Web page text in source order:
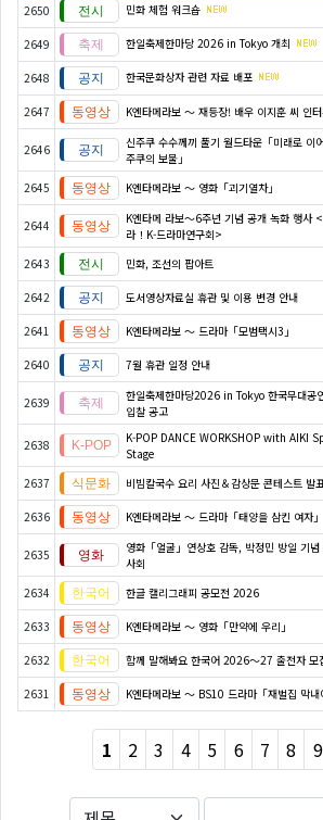
2650
민화 체험 워크숍
2649 한일축제한마당 2026 in Tokyo 개최
2648 한국문화상자 관련 자료 배포
2647 K엔타메라보 ～ 재등장! 배우 이지훈 씨 인
2646
신주쿠 수수께끼 풀기 월드타운「미래로 이
주쿠의 보물」
2645 K엔타메라보 ～ 영화「괴기열차」
2644
K엔타메 라보～6주년 기념 공개 녹화 행사
라！K-드라마연구회>
2643 민화, 조선의 팝아트
2642 도서영상자료실 휴관 및 이용 변경 안내
2641 K엔타메라보 ～ 드라마「모범택시3」
2640 7월 휴관 일정 안내
2639
한일축제한마당2026 in Tokyo 한국무대공
입찰 공고
2638
K-POP DANCE WORKSHOP with AIKI
Stage
2637 비빔칼국수 요리 사진＆감상문 콘테스트 발
2636 K엔타메라보 ～ 드라마「태양을 삼킨 여자」
2635
영화「얼굴」연상호 감독, 박정민 방일 기념
사회
2634 한글 캘리그래피 공모전 2026
2633 K엔타메라보 ～ 영화「만약에 우리」
2632 함께 말해봐요 한국어 2026～27 출전자 모
2631 K엔타메라보 ～ BS10 드라마「재벌집 막내
1 2 3 4 5 6 7 8 9